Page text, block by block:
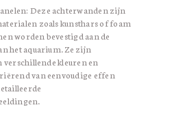
Deze achterwanden zijn
zoals kunsthars of foam
worden bevestigd aan de
het aquarium. Ze zijn
kleuren en
van eenvoudige effen